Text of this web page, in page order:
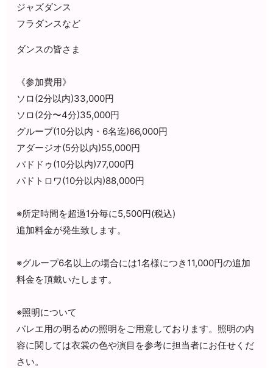
ジャズダンス
フラダンスなど
ダンスの皆さま
《参加費用》
ソロ(2分以内)33,000円
ソロ(2分〜4分)35,000円
グループ(10分以内・6名迄)66,000円
アダージオ(5分以内)55,000円
パドドゥ(10分以内)77,000円
パドトロワ(10分以内)88,000円
※所定時間を超過1分毎に5,500円(税込)
追加料金が発生致します。
※グループ6名以上の場合には1名様につき11,000円の追加
料金を頂戴いたします。
※照明について
バレエ用の明るめの照明をご用意しております。 照明の内
容に関しては衣裳の色や演目を参考に担当者にお任せくだ
さい。